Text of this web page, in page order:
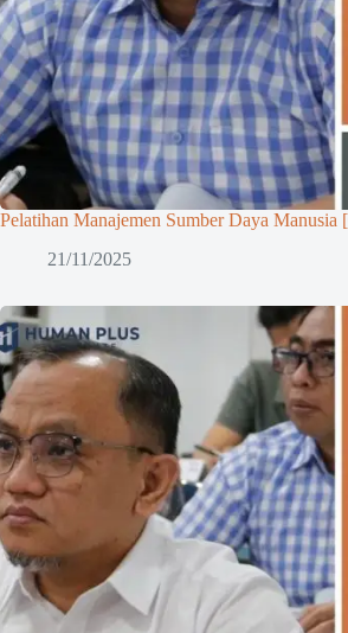
Pelatihan Manajemen Sumber Daya Manusia
21/11/2025